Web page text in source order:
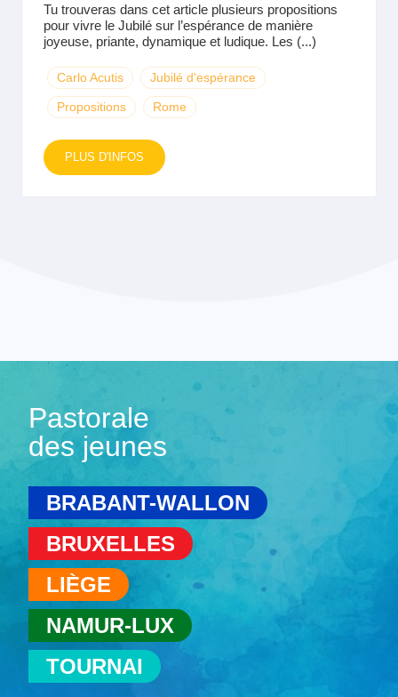
Tu trouveras dans cet article plusieurs propositions
pour vivre le Jubilé sur l’espérance de manière
joyeuse, priante, dynamique et ludique. Les (...)
Carlo Acutis Jubilé d'espérance
Propositions Rome
PLUS D'INFOS
Pastorale
des jeunes
BRABANT-WALLON
BRUXELLES
LIÈGE
NAMUR-LUX
TOURNAI